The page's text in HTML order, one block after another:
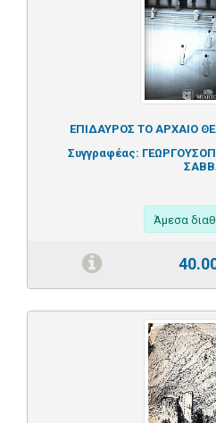
ΕΠΙΔΑΥΡΟΣ ΤΟ ΑΡΧΑΙΟ
Συγγραφέας:
Άμεσα